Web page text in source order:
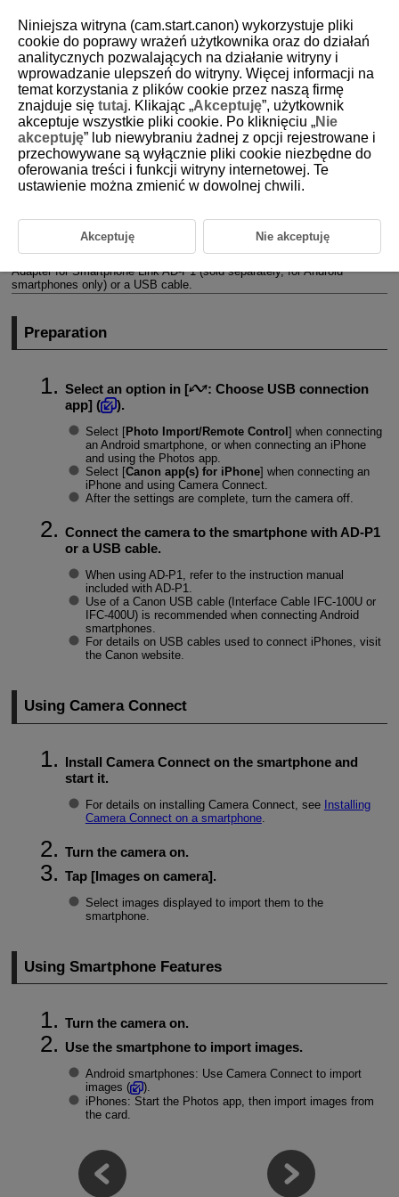
D388-241
Importing Images to a Smartphone
Preparation
Using Camera Connect
Using Smartphone Features
You can import images captured with the camera to a smartphone by
connecting the smartphone to the camera with Multi-Function Shoe
Adapter for Smartphone LinkAD-P1(sold separately, for Android
smartphones only) or a USB cable.
Preparation
Select an option in [ : Choose USB connection
app] ( ).
Select [Photo Import/Remote Control ] when connecting
an Android smartphone, or when connecting an iPhone
and using the Photos app.
Select [Canon app(s) for iPhone] when connecting an
iPhone and using Camera Connect.
After the settings are complete, turn the camera off.
Connect the camera to the smartphone with AD-P1
or a USB cable.
When using AD-P1, refer to the instruction manual
included with AD-P1.
Use of a Canon USB cable (Interface Cable
IFC-100Uor
IFC-400U) is recommended when connecting Android
smartphones.
For details on USB cables used to connect iPhones, visit
the Canon website.
Using Camera Connect
Install Camera Connect on the smartphone and
start it.
For details on installing Camera Connect, see Installing
Camera Connect on a smartphone.
Turn the camera on.
Tap [Images on camera].
Select images displayed to import them to the
smartphone.
Using Smartphone Features
Turn the camera on.
Use the smartphone to import images.
Android smartphones: Use Camera Connect to import
images (
).
iPhones: Start the Photos app, then import images from
the card.
Niniejsza witryna (cam.start.canon) wykorzystuje pliki
cookie do poprawy wrażeń użytkownika oraz do działań
analitycznych pozwalających na działanie witryny i
wprowadzanie ulepszeń do witryny. Więcej informacji na
temat korzystania z plików cookie przez naszą firmę
znajduje się tutaj. Klikając „Akceptuję”, użytkownik
akceptuje wszystkie pliki cookie. Po kliknięciu „Nie
akceptuję” lub niewybraniu żadnej z opcji rejestrowane i
przechowywane są wyłącznie pliki cookie niezbędne do
oferowania treści i funkcji witryny internetowej. Te
ustawienie można zmienić w dowolnej chwili.
Akceptuję Nie akceptuję